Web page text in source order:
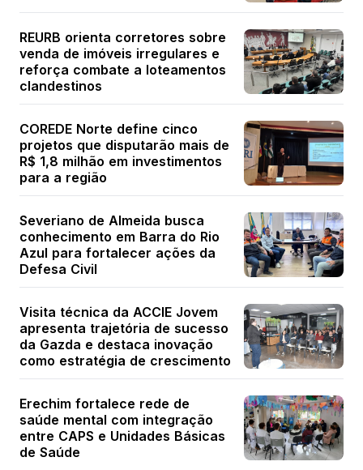
REURB orienta corretores sobre
venda de imóveis irregulares e
reforça combate a loteamentos
clandestinos
COREDE Norte define cinco
projetos que disputarão mais de
R$ 1,8 milhão em investimentos
para a região
Severiano de Almeida busca
conhecimento em Barra do Rio
Azul para fortalecer ações da
Defesa Civil
Visita técnica da ACCIE Jovem
apresenta trajetória de sucesso
da Gazda e destaca inovação
como estratégia de crescimento
Erechim fortalece rede de
saúde mental com integração
entre CAPS e Unidades Básicas
de Saúde